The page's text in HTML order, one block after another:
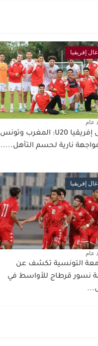
إفريقيا
عام
كأس إفريقيا U20: المغرب وتونس
نارية لحسم التأهل.....
إفريقيا
عام
التونسية تكشف عن
نسور قرطاج للأواسط في